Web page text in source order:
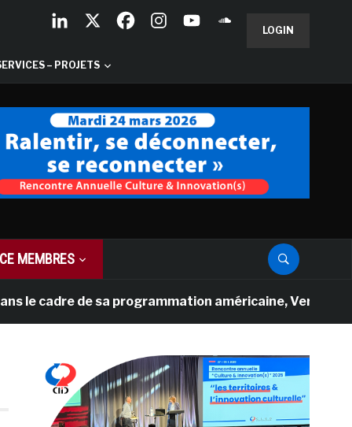
LOGIN
– PROJETS
MEMBRES
de sa programmation américaine, Versailles